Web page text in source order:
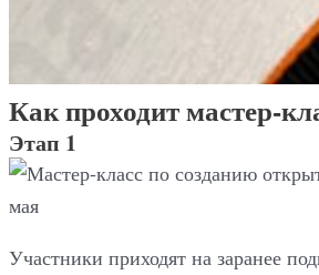
Как проходит мастер-
Этап 1
Участники приходят на заранее